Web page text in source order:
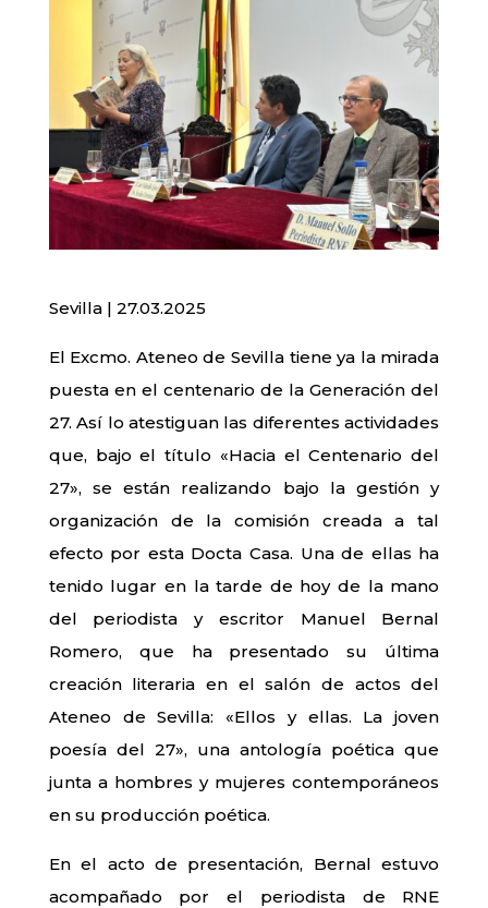
Sevilla | 27.03.2025
El Excmo. Ateneo de Sevilla tiene ya la mirada
puesta en el centenario de la Generación del
27. Así lo atestiguan las diferentes actividades
que, bajo el título «Hacia el Centenario del
27», se están realizando bajo la gestión y
organización de la comisión creada a tal
efecto por esta Docta Casa. Una de ellas ha
tenido lugar en la tarde de hoy de la mano
del periodista y escritor Manuel Bernal
Romero, que ha presentado su última
creación literaria en el salón de actos del
Ateneo de Sevilla: «Ellos y ellas. La joven
poesía del 27», una antología poética que
junta a hombres y mujeres contemporáneos
en su producción poética.
En el acto de presentación, Bernal estuvo
acompañado por el periodista de RNE